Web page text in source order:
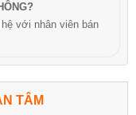
với nhân viên bán
TÂM